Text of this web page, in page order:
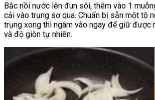
Bắc nồi nước lên đun sôi, thêm vào 1
cải vào trụng sơ qua. Chuẩn bị sẵn một tô
trụng xong thì ngâm vào ngay để giữ được
và độ giòn tự nhiên.